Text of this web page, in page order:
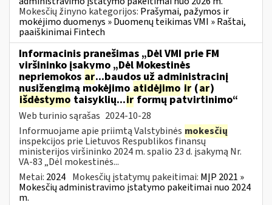
Mokesčių žinyno kategorijos: Prašymai, pažymos ir
mokėjimo duomenys » Duomenų teikimas VMI » Raštai,
paaiškinimai Fintech
Informacinis pranešimas „Dėl VMI prie FM
viršininko įsakymo „Dėl Mokestinės
nepriemokos ar...baudos už administracinį
nusižengimą mokėjimo atidėjimo ir (ar)
išdėstymo taisyklių...irformų patvirtinimo“
Web turinio sąrašas 2024-10-28
Informuojame apie priimtą Valstybinės mokesčių
inspekcijos prie Lietuvos Respublikos finansų
ministerijos viršininko 2024 m. spalio 23 d. įsakymą Nr.
VA-83 „Dėl mokestinės...
Metai: 2024 Mokesčių įstatymų pakeitimai: MĮP 2021 »
Mokesčių administravimo įstatymo pakeitimai nuo 2024
m.